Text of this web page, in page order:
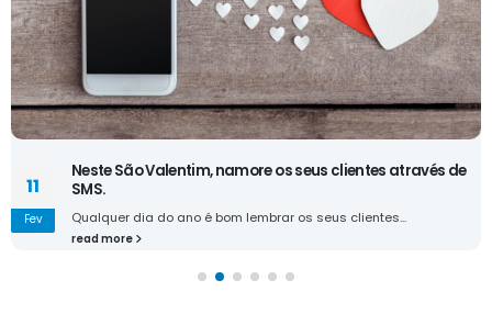
11
Fev
Neste São Valentim, namore os seus clientes através de
SMS.
Qualquer dia do ano é bom lembrar os seus clientes...
read more